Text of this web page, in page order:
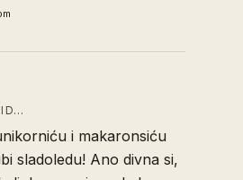
i makaronsiću
sladoledu! Ano divna si,